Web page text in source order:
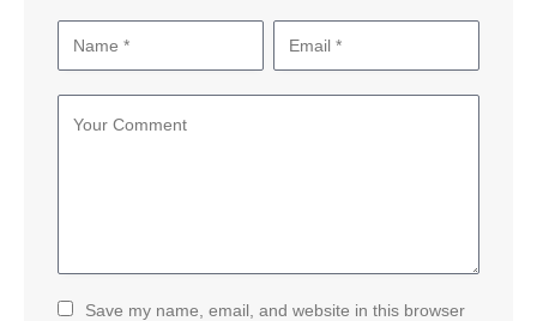
Save my name, email, and website in this browser